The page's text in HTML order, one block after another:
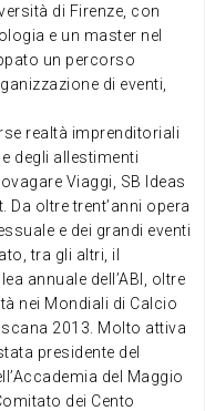
di Firenze, con
e un master nel
un percorso
di eventi,
realtà imprenditoriali
degli allestimenti
Viaggi, SB Ideas
Da oltre trent’anni opera
e dei grandi eventi
tra gli altri, il
annuale dell’ABI, oltre
nei Mondiali di Calcio
2013. Molto attiva
presidente del
del Maggio
dei Cento